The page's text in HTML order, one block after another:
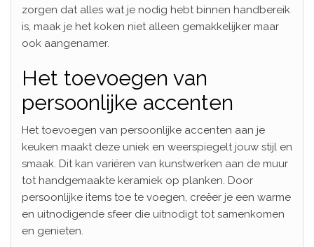
zorgen dat alles wat je nodig hebt binnen handbereik
is, maak je het koken niet alleen gemakkelijker maar
ook aangenamer.
Het toevoegen van
persoonlijke accenten
Het toevoegen van persoonlijke accenten aan je
keuken maakt deze uniek en weerspiegelt jouw stijl en
smaak. Dit kan variëren van kunstwerken aan de muur
tot handgemaakte keramiek op planken. Door
persoonlijke items toe te voegen, creëer je een warme
en uitnodigende sfeer die uitnodigt tot samenkomen
en genieten.